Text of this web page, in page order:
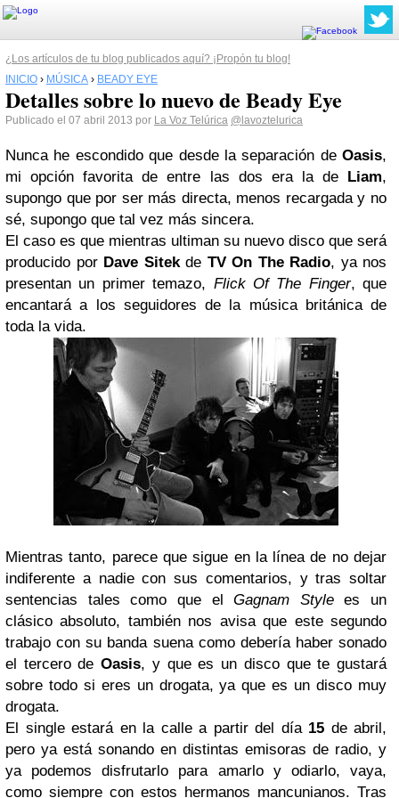
¿Los artículos de tu blog publicados aquí? ¡Propón tu blog!
INICIO › MÚSICA › BEADY EYE
Detalles sobre lo nuevo de Beady Eye
Publicado el 07 abril 2013 por La Voz Telúrica @lavoztelurica
Nunca he escondido que desde la separación de Oasis,
mi opción favorita de entre las dos era la deLiam,
supongo que por ser más directa, menos recargada y no
sé, supongo que tal vez más sincera.
El caso es que mientras ultiman su nuevo disco que será
producido por Dave Sitekde TV On The Radio, ya nos
presentan un primer temazo, Flick Of The Finger, que
encantará a los seguidores de la música británica de
toda la vida.
Mientras tanto, parece que sigue en la línea de no dejar
indiferente a nadie con sus comentarios, y tras soltar
sentencias tales como que elGagnam Stylees un
clásico absoluto, también nos avisa que este segundo
trabajo con su banda suena como debería haber sonado
el tercero deOasis, y que es un disco que te gustará
sobre todo si eres un drogata, ya que es un disco muy
drogata.
El single estará en la calle a partir del día 15 de abril,
pero ya está sonando en distintas emisoras de radio, y
ya podemos disfrutarlo para amarlo y odiarlo, vaya,
como siempre con estos hermanos mancunianos. Tras